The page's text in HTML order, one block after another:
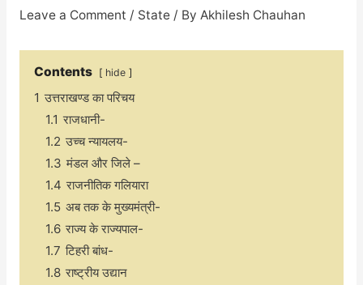
Leave a Comment / State/ By Akhilesh Chauhan
Contents hide
1 उत्तराखण्ड का परिचय
1.1 राजधानी-
1.2 उच्च न्यायलय-
1.3 मंडल और जिले –
1.4 राजनीतिक गलियारा
1.5 अब तक के मुख्यमंत्री-
1.6 राज्य के राज्यपाल-
1.7 टिहरी बांध-
1.8 राष्ट्रीय उद्यान